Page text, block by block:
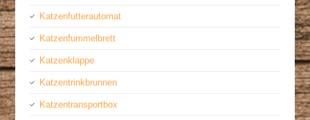
Katzenfutterautomat
Katzenfummelbrett
Katzenklappe
Katzentrinkbrunnen
Katzentransportbox